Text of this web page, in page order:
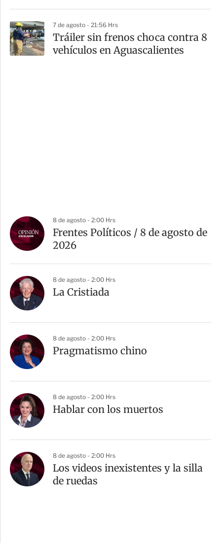
7 de agosto - 21:56 Hrs
Tráiler sin frenos choca contra 8
vehículos en Aguascalientes
8 de agosto - 2:00 Hrs
Frentes Políticos / 8 de agosto de
2026
8 de agosto - 2:00 Hrs
La Cristiada
8 de agosto - 2:00 Hrs
Pragmatismo chino
8 de agosto - 2:00 Hrs
Hablar con los muertos
8 de agosto - 2:00 Hrs
Los videos inexistentes y la silla
de ruedas